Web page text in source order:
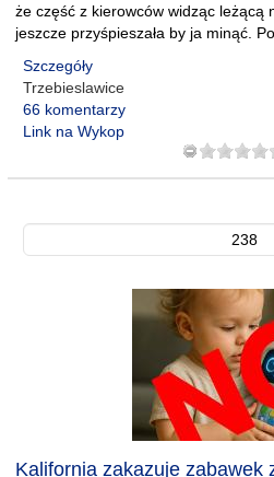
że część z kierowców widząc leżącą
jeszcze przyśpieszała by ja minąć.
Szczegóły
Trzebieslawice
66 komentarzy
Link na Wykop
238
Kalifornia zakazuje zabawek